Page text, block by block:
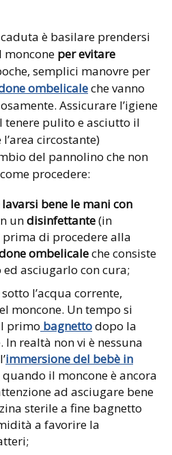
è basilare prendersi
moncone per evitare
semplici manovre per
ombelicaleche vanno
Assicurare l’igiene
tenere pulito e asciutto il
circostante)
del pannolino che non
procedere:
lavarsi bene le mani con
undisinfettante(in
di procedere alla
ombelicaleche consiste
asciugarlo con cura;
l’acqua corrente,
moncone. Un tempo si
primo bagnettodopo la
realtà non vi è nessuna
immersione del bebè in
quando il moncone è ancora
ad asciugare bene
sterile a fine bagnetto
a favorire la